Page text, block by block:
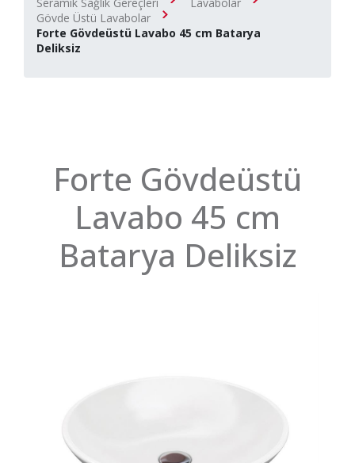
Gövde Üstü Lavabolar
Forte Gövdeüstü Lavabo 45 cm Batarya
Deliksiz
Forte Gövdeüstü
Lavabo 45 cm
Batarya Deliksiz